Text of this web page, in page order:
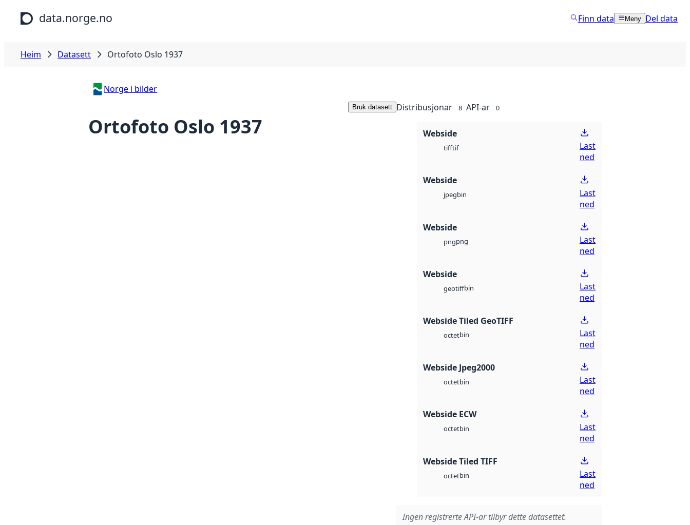
Hopp til hovudinnhald
data.norge.no Finn data Meny Del data
Heim Datasett Ortofoto Oslo 1937
Norge i bilder
Ortofoto Oslo 1937
Bruk datasett Distribusjonar 8 API-ar 0
Webside
tifftif
Last
ned
Webside
jpegbin
Last
ned
Webside
pngpng
Last
ned
Webside
geotiffbin
Last
ned
Webside Tiled GeoTIFF
octetbin
Last
ned
Webside Jpeg2000
octetbin
Last
ned
Webside ECW
octetbin
Last
ned
Webside Tiled TIFF
octetbin
Last
ned
Ingen registrerte API-ar tilbyr dette datasettet.